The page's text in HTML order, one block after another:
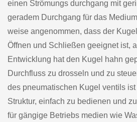
einen Strömungs durchgang mit
geradem Durchgang für das
weise angenommen, dass der
Öffnen und Schließen geeignet ist,
Entwicklung hat den Kugel hahn
Durchfluss zu drosseln und zu
des pneumatischen Kugel ventils
Struktur, einfach zu bedienen und
für gängige Betriebs medien wie